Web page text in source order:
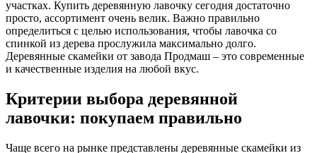
участках. Купить деревянную лавочку сегодня достаточно
просто, ассортимент очень велик. Важно правильно
определиться с целью использования, чтобы лавочка со
спинкой из дерева прослужила максимально долго.
Деревянные скамейки от завода Продмаш – это современные
и качественные изделия на любой вкус.
Критерии выбора деревянной
лавочки: покупаем правильно
Чаще всего на рынке представлены деревянные скамейки из